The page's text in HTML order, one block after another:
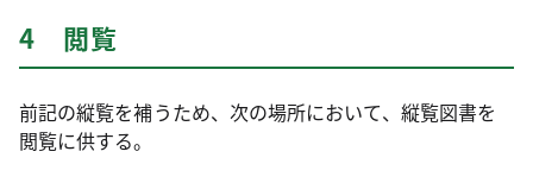
4 閲覧
前記の縦覧を補うため、次の場所において、縦覧図書を
閲覧に供する。